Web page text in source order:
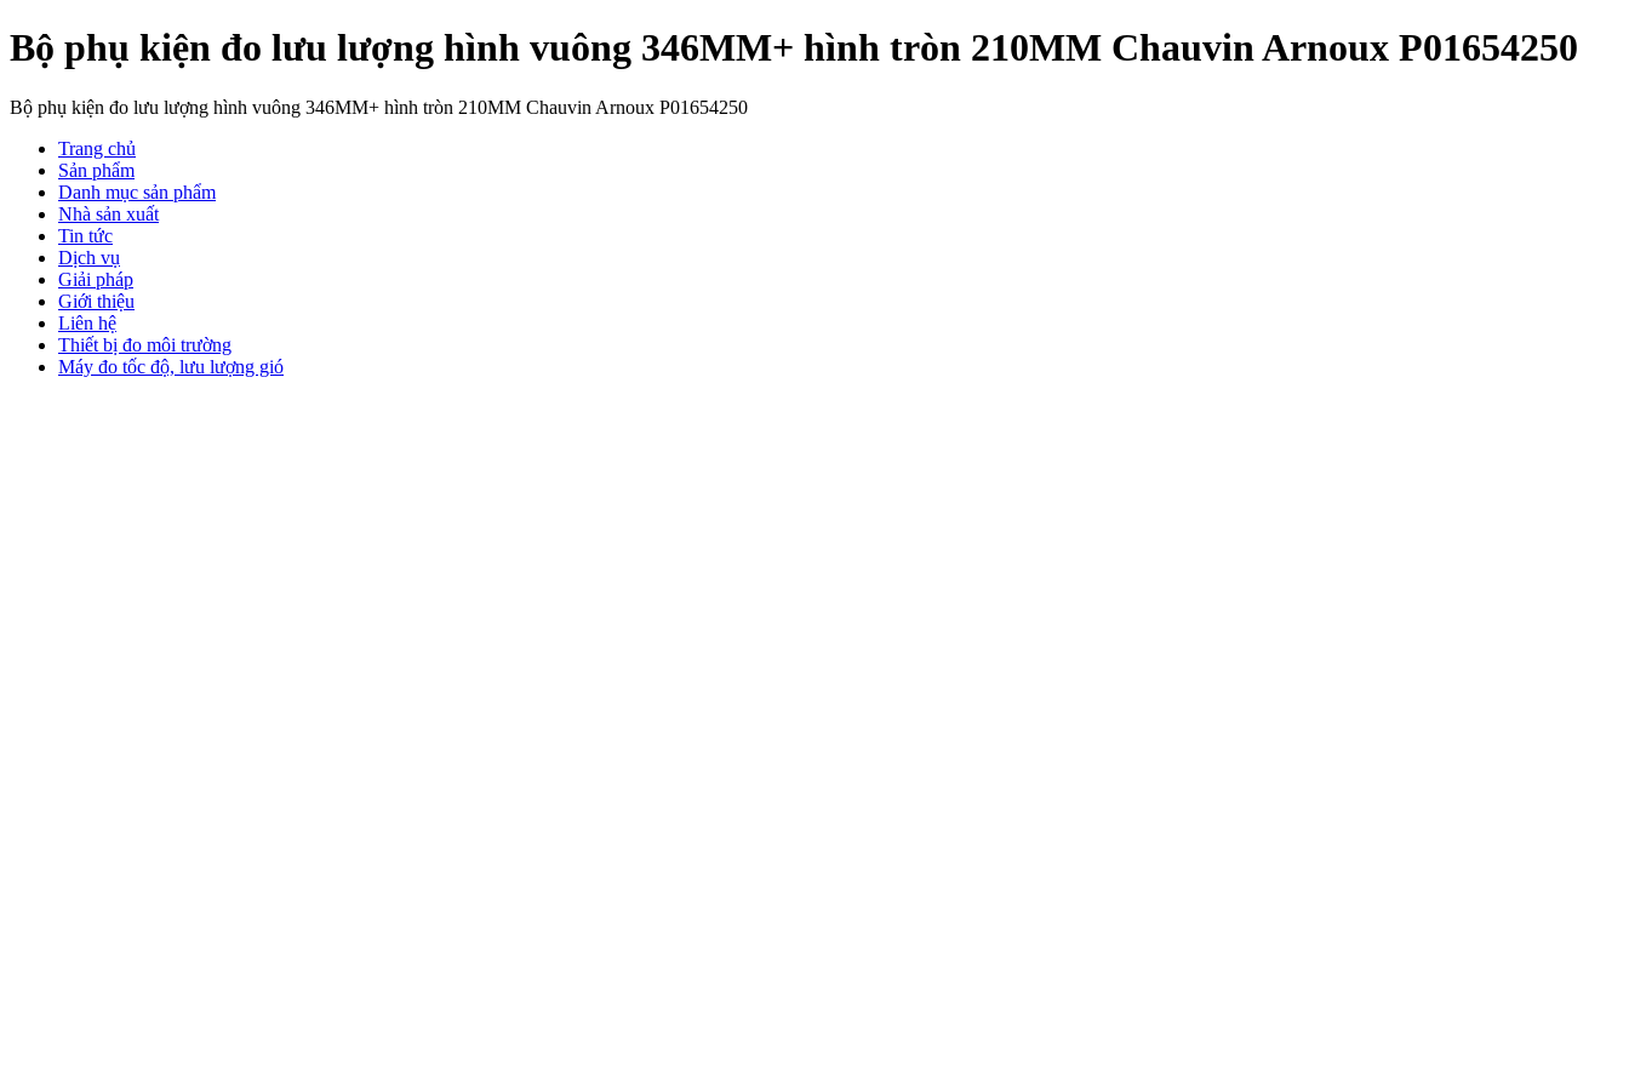
Bộ phụ kiện đo lưu lượng hình vuông 346MM+ hình tròn 210MM Chauvin Arnoux P01654250
Bộ phụ kiện đo lưu lượng hình vuông 346MM+ hình tròn 210MM Chauvin Arnoux P01654250
Trang chủ
Sản phẩm
Danh mục sản phẩm
Nhà sản xuất
Tin tức
Dịch vụ
Giải pháp
Giới thiệu
Liên hệ
Thiết bị đo môi trường
Máy đo tốc độ, lưu lượng gió